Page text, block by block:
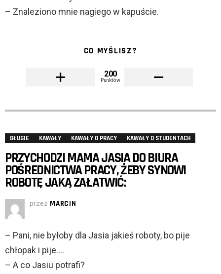
– Znaleziono mnie nagiego w kapuście.
CO MYŚLISZ?
200
Punktów
DŁUGIE KAWAŁY KAWAŁY O PRACY KAWAŁY O STUDENTACH
PRZYCHODZI MAMA JASIA DO BIURA
POŚREDNICTWA PRACY, ŻEBY SYNOWI
ROBOTĘ JAKĄ ZAŁATWIĆ:
przez MARCIN
– Pani, nie byłoby dla Jasia jakieś roboty, bo pije
chłopak i pije….
– A co Jasiu potrafi?